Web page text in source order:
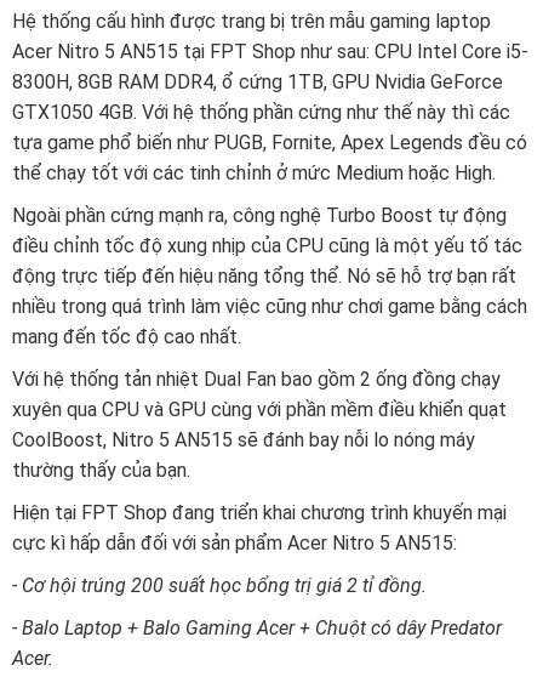
Hệ thống cấu hình được trang bị trên mẫu gaming laptop
Acer Nitro 5 AN515 tại FPT Shop như sau: CPU Intel Core i5-
8300H, 8GB RAM DDR4, ổ cứng 1TB, GPU Nvidia GeForce
GTX1050 4GB. Với hệ thống phần cứng như thế này thì các
tựa game phổ biến như PUGB, Fornite, Apex Legends đều có
thể chạy tốt với các tinh chỉnh ở mức Medium hoặc High.
Ngoài phần cứng mạnh ra, công nghệ Turbo Boost tự động
điều chỉnh tốc độ xung nhịp của CPU cũng là một yếu tố tác
động trực tiếp đến hiệu năng tổng thể. Nó sẽ hỗ trợ bạn rất
nhiều trong quá trình làm việc cũng như chơi game bằng cách
mang đến tốc độ cao nhất.
Với hệ thống tản nhiệt Dual Fan bao gồm 2 ống đồng chạy
xuyên qua CPU và GPU cùng với phần mềm điều khiển quạt
CoolBoost, Nitro 5 AN515 sẽ đánh bay nỗi lo nóng máy
thường thấy của bạn.
Hiện tại FPT Shop đang triển khai chương trình khuyến mại
cực kì hấp dẫn đối với sản phẩm Acer Nitro 5 AN515:
- Cơ hội trúng 200 suất học bổng trị giá 2 tỉ đồng.
- Balo Laptop + Balo Gaming Acer + Chuột có dây Predator
Acer.